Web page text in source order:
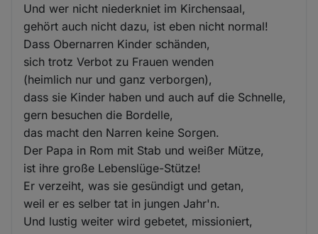
Und wer nicht niederkniet im Kirchensaal,
gehört auch nicht dazu, ist eben nicht normal!
Dass Obernarren Kinder schänden,
sich trotz Verbot zu Frauen wenden
(heimlich nur und ganz verborgen),
dass sie Kinder haben und auch auf die Schnelle,
gern besuchen die Bordelle,
das macht den Narren keine Sorgen.
Der Papa in Rom mit Stab und weißer Mütze,
ist ihre große Lebenslüge-Stütze!
Er verzeiht, was sie gesündigt und getan,
weil er es selber tat in jungen Jahr'n.
Und lustig weiter wird gebetet, missioniert,